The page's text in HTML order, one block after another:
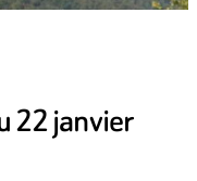
22 janvier